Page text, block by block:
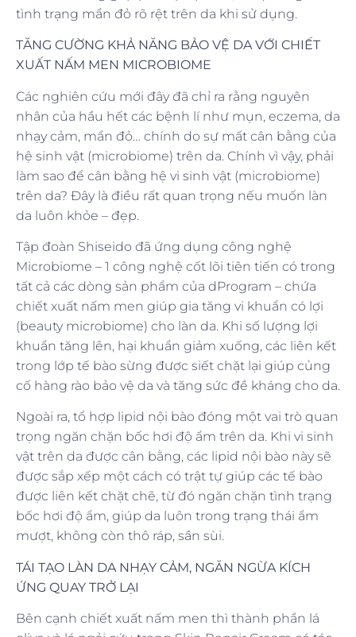
tình trạng mẩn đỏ rõ rệt trên da khi sử dụng.
TĂNG CƯỜNG KHẢ NĂNG BẢO VỆ DA VỚI CHIẾT
XUẤT NẤM MEN MICROBIOME
Các nghiên cứu mới đây đã chỉ ra rằng nguyên
nhân của hầu hết các bệnh lí như mụn, eczema, da
nhạy cảm, mẩn đỏ… chính do sự mất cân bằng của
hệ sinh vật (microbiome) trên da. Chính vì vậy, phải
làm sao để cân bằng hệ vi sinh vật (microbiome)
trên da? Đây là điều rất quan trọng nếu muốn làn
da luôn khỏe – đẹp.
Tập đoàn Shiseido đã ứng dụng công nghệ
Microbiome – 1 công nghệ cốt lõi tiên tiến có trong
tất cả các dòng sản phẩm của dProgram – chứa
chiết xuất nấm men giúp gia tăng vi khuẩn có lợi
(beauty microbiome) cho làn da. Khi số lượng lợi
khuẩn tăng lên, hại khuẩn giảm xuống, các liên kết
trong lớp tế bào sừng được siết chặt lại giúp củng
cố hàng rào bảo vệ da và tăng sức đề kháng cho da.
Ngoài ra, tổ hợp lipid nội bào đóng một vai trò quan
trọng ngăn chặn bốc hơi độ ẩm trên da. Khi vi sinh
vật trên da được cân bằng, các lipid nội bào này sẽ
được sắp xếp một cách có trật tự giúp các tế bào
được liên kết chặt chẽ, từ đó ngăn chặn tình trạng
bốc hơi độ ẩm, giúp da luôn trong trạng thái ẩm
mượt, không còn thô ráp, sần sùi.
TÁI TẠO LÀN DA NHẠY CẢM, NGĂN NGỪA KÍCH
ỨNG QUAY TRỞ LẠI
Bên cạnh chiết xuất nấm men thì thành phần lá